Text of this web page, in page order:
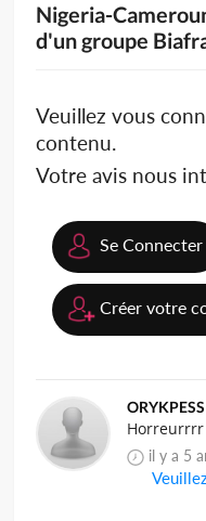
Nigeria-
d'un groupe
Veuillez vous
contenu.
Votre avis nous
Se Connecter
Créer votre
ORYKPESS
il y a 5